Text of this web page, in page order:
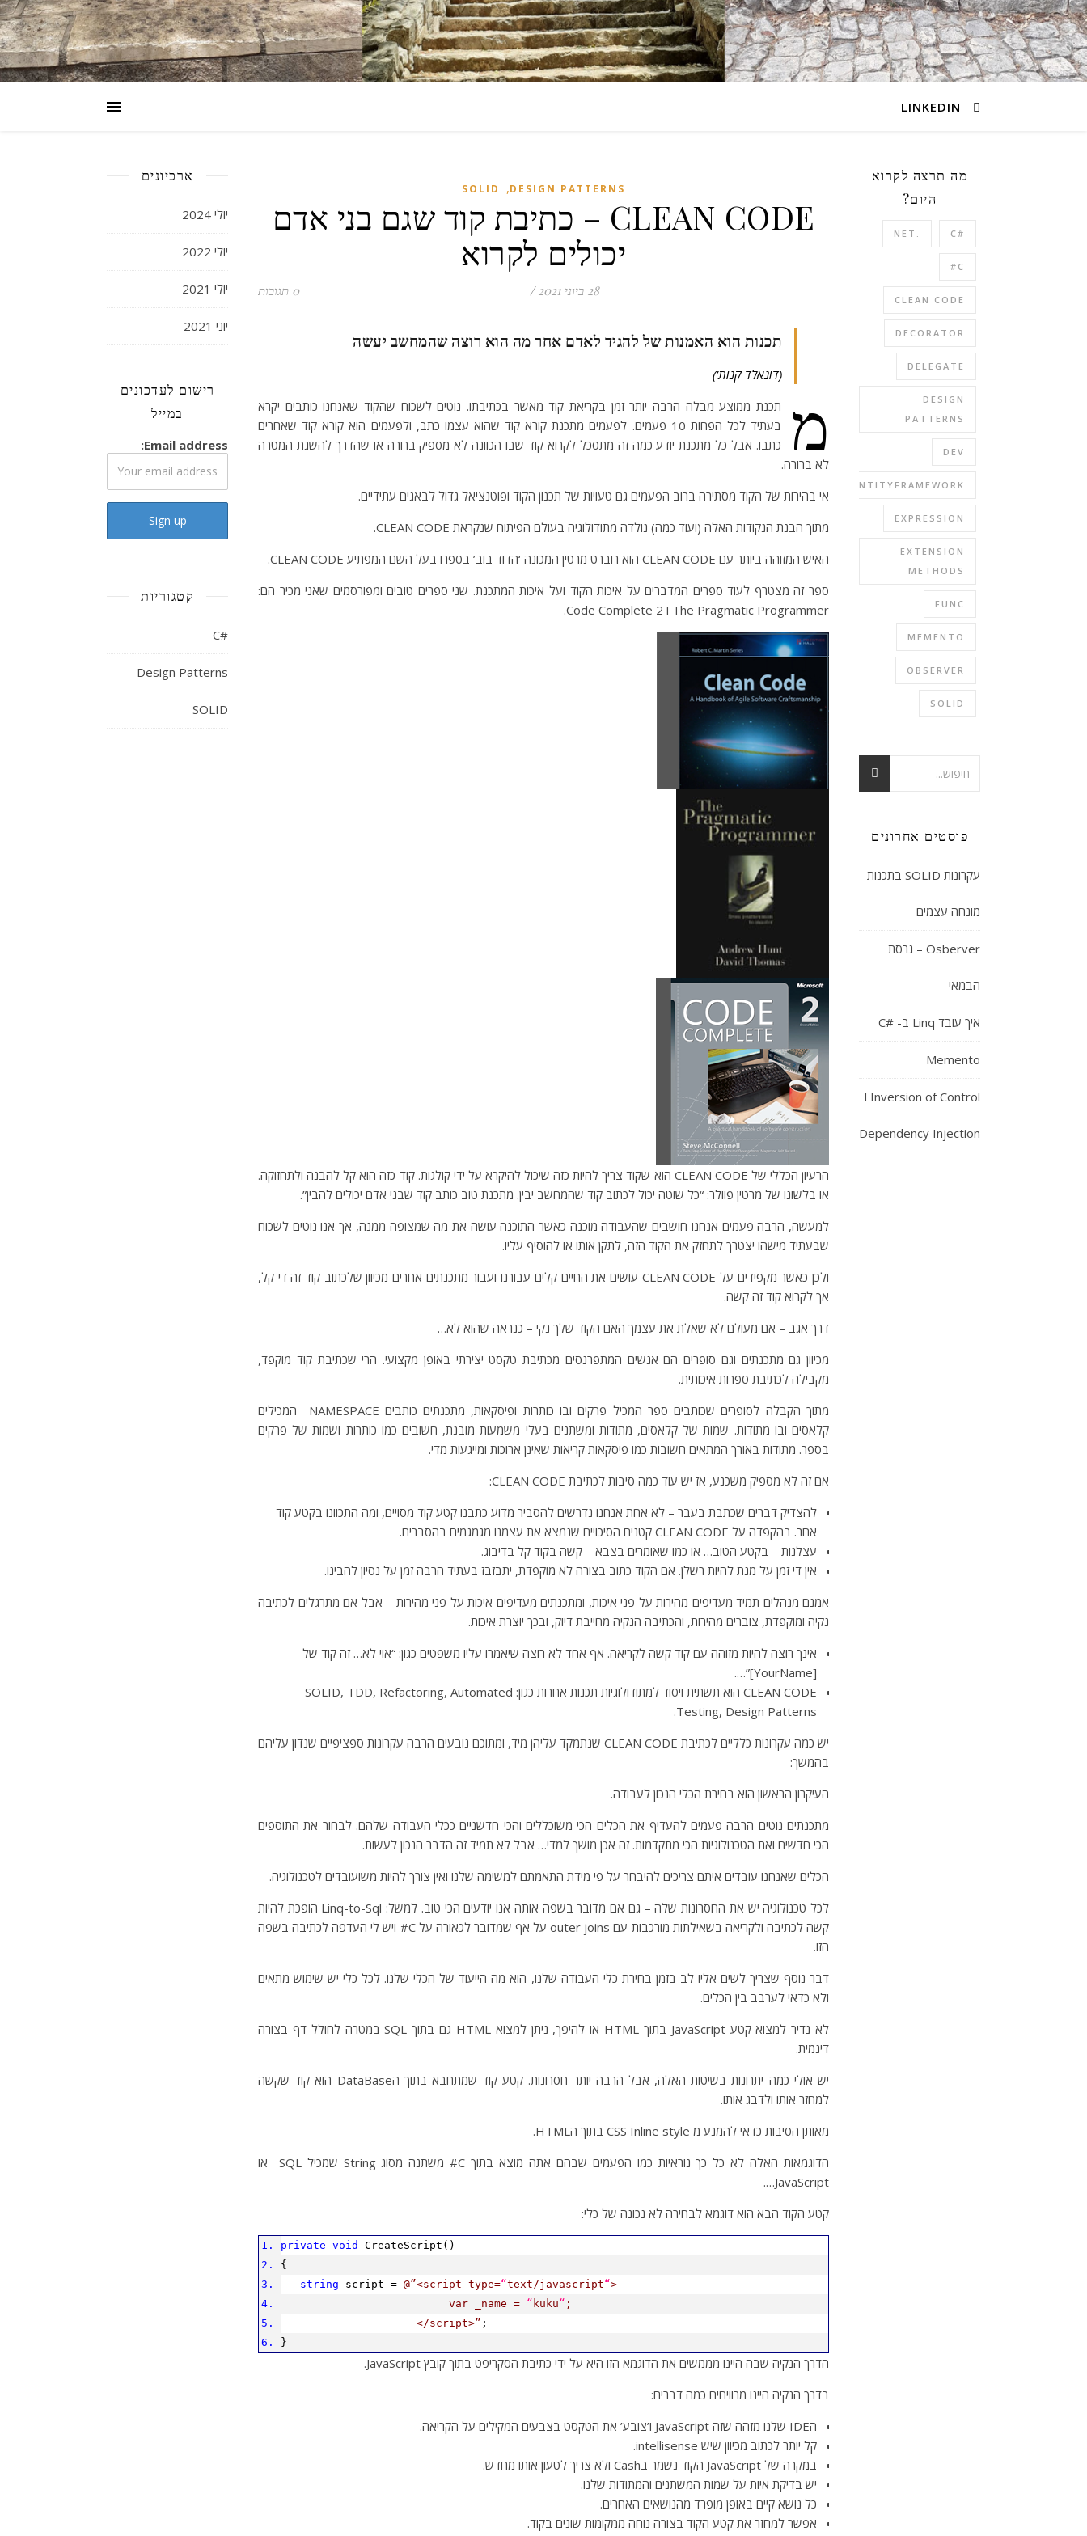
LINKEDIN
ארכיונים
יולי 2024
יולי 2022
יולי 2021
יוני 2021
רישום לעדכונים
במייל
Email address:
קטגוריות
#C
Design Patterns
SOLID
DESIGN PATTERNS
,
SOLID
CLEAN CODE – כתיבת קוד שגם בני אדם
יכולים לקרוא
28 ביוני 2021 / 0 תגובות
תכנות הוא האמנות של להגיד לאדם אחר מה הוא רוצה שהמחשב יעשה
(דונאלד קנות’)
מ
תכנת ממוצע מבלה הרבה יותר זמן בקריאת קוד מאשר בכתיבתו. נוטים לשכוח שהקוד שאנחנו כותבים יקרא
בעתיד לכל הפחות 10 פעמים. לפעמים מתכנת קורא קוד שהוא עצמו כתב, ולפעמים הוא קורא קוד שאחרים
כתבו. אבל כל מתכנת יודע כמה זה מתסכל לקרוא קוד שבו הכוונה לא מספיק ברורה או שהדרך להשגת המטרה
לא ברורה.
אי בהירות של הקוד מסתירה ברוב הפעמים גם טעויות של תכנון הקוד ופוטנציאל גדול לבאגים עתידיים.
מתוך הבנת הנקודות האלה (ועוד כמה) נולדה מתודולוגיה בעולם הפיתוח שנקראת CLEAN CODE.
האיש המזוהה ביותר עם CLEAN CODE הוא רוברט מרטין המכונה ‘הדוד בוב’ בספרו בעל השם המפתיע CLEAN CODE.
ספר זה מצטרף לעוד ספרים המדברים על איכות הקוד ועל איכות המתכנת. שני ספרים טובים ומפורסמים שאני מכיר הם:
The Pragmatic Programmer ו Code Complete 2.
הרעיון הכללי של CLEAN CODE הוא שקוד צריך להיות כזה שיכול להיקרא על ידי קולגות. קוד כזה הוא קל להבנה ולתחזוקה.
או בלשונו של מרטין פוולר: “כל שוטה יכול לכתוב קוד שהמחשב יבין. מתכנת טוב כותב קוד שבני אדם יכולים להבין”.
למעשה, הרבה פעמים אנחנו חושבים שהעבודה מוכנה כאשר התוכנה עושה את מה שמצופה ממנה, אך אנו נוטים לשכוח
שבעתיד מישהו יצטרך לתחזק את הקוד הזה, לתקן אותו או להוסיף עליו.
ולכן כאשר מקפידים על CLEAN CODE עושים את החיים קלים עבורנו ועבור מתכנתים אחרים מכיוון שלכתוב קוד זה די קל,
אך לקרוא קוד זה קשה.
דרך אגב – אם מעולם לא שאלת את עצמך האם הקוד שלך נקי – כנראה שהוא לא…
מכיוון גם מתכנתים וגם סופרים הם אנשים המתפרנסים מכתיבת טקסט יצירתי באופן מקצועי. הרי שכתיבת קוד מוקפד,
מקבילה לכתיבת ספרות איכותית.
מתוך הקבלה לסופרים שכותבים ספר המכיל פרקים ובו כותרות ופיסקאות, מתכנתים כותבים NAMESPACE המכילים
קלאסים ובו מתודות. שמות של קלאסים, מתודות ומשתנים בעלי משמעות מובנת, חשובים כמו כותרות ושמות של פרקים
בספר. מתודות באורך המתאים חשובות כמו פיסקאות קריאות שאינן ארוכות ומייגעות מדי.
אם זה לא מספיק משכנע, אז יש עוד כמה סיבות לכתיבת CLEAN CODE:
להצדיק דברים שכתבת בעבר – לא אחת אנחנו נדרשים להסביר מדוע כתבנו קטע קוד מסויים, ומה התכוונו בקטע קוד
אחר. בהקפדה על CLEAN CODE קטנים הסיכויים שנמצא את עצמנו מגמגמים בהסברים.
עצלנות – בקטע הטוב… או כמו שאומרים בצבא – קשה בקוד קל בדיבוג.
אין די זמן על מנת להיות רשלן. אם הקוד כתוב בצורה לא מוקפדת, יתבזבז בעתיד הרבה זמן על נסיון להבינו.
אמנם מנהלים תמיד מעדיפים מהירות על פני איכות, ומתכנתים מעדיפים איכות על פני מהירות – אבל אם מתרגלים לכתיבה
נקיה ומוקפדת, צוברים מהירות, והכתיבה הנקיה מחייבת דיוק, ובכך יוצרת איכות.
אינך רוצה להיות מזוהה עם קוד קשה לקריאה. אף אחד לא רוצה שיאמרו עליו משפטים כגון: “אוי לא… זה קוד של
[YourName]”….
CLEAN CODE הוא תשתית ויסוד למתודולוגיות תכנות אחרות כגון: SOLID, TDD, Refactoring, Automated
Testing, Design Patterns.
יש כמה עקרונות כלליים לכתיבת CLEAN CODE שנתמקד עליהן מיד, ומתוכם נובעים הרבה עקרונות ספציפיים שנדון עליהם
בהמשך:
העיקרון הראשון הוא בחירת הכלי הנכון לעבודה.
מתכנתים נוטים הרבה פעמים להעדיף את הכלים הכי משוכללים והכי חדשניים ככלי העבודה שלהם. לבחור את התוספים
הכי חדשים ואת הטכנולוגיות הכי מתקדמות. זה אכן מושך למדי… אבל לא תמיד זה הדבר הנכון לעשות.
הכלים שאנחנו עובדים איתם צריכים להיבחר על פי מידת התאמתם למשימה שלנו ואין צורך להיות משועובדים לטכנולוגיה.
לכל טכנולוגיה יש את החסרונות שלה – גם אם מדובר בשפה אותה אנו יודעים הכי טוב. למשל: Linq-to-Sql הופכת להיות
קשה לכתיבה ולקריאה בשאילתות מורכבות עם outer joins על אף שמדובר לכאורה על C# ויש לי העדפה לכתיבה בשפה
הזו.
דבר נוסף שצריך לשים אליו לב בזמן בחירת כלי העבודה שלנו, הוא מה הייעוד של הכלי שלנו. לכל כלי יש שימוש מתאים
ולא כדאי לערבב בין הכלים.
לא נדיר למצוא קטע JavaScript בתוך HTML או להיפך, ניתן למצוא HTML גם בתוך SQL במטרה לחולל דף בצורה
דינמית.
יש אולי כמה יתרונות בשיטות האלה, אבל הרבה יותר חסרונות. קטע קוד שמתחבא בתוך הDataBase הוא קוד שקשה
למחזר אותו ולדבג אותו.
מאותן הסיבות כדאי להמנע מ CSS Inline style בתוך הHTML.
הדוגמאות האלה לא כל כך נוראיות כמו הפעמים שבהם אתה מוצא בתוך C# משתנה מסוג String שמכיל SQL או
JavaScript….
קטע הקוד הבא הוא דוגמא לבחירה לא נכונה של כלי:
private void
CreateScript()
{
string script = @”<script type=“text/javascript“>
var _name = “ kuku“ ;
</script>” ;
}
הדרך הנקיה שבה היינו מממשים את הדוגמא הזו היא על ידי כתיבת הסקריפט בתוך קובץ JavaScript.
בדרך הנקיה היינו מרוויחים כמה דברים:
הIDE שלנו מזהה שזה JavaScript ו’צובע’ את הטקסט בצבעים המקילים על הקריאה.
קל יותר לכתוב מכיוון שיש intellisense.
במקרה של JavaScript הקוד נשמר בCash ולא צריך לטעון אותו מחדש.
יש בדיקת איות על שמות המשתנים והמתודות שלנו.
כל נושא קיים באופן מופרד מהנושאים האחרים.
אפשר למחזר את קטע הקוד בצורה נוחה ממקומות שונים בקוד.
מה תרצה לקרוא
היום?
#C
.NET
C#
CLEAN CODE
DECORATOR
DELEGATE
DESIGN
PATTERNS
DEV
ENTITYFRAMEWORK
EXPRESSION
EXTENSION
METHODS
FUNC
MEMENTO
OBSERVER
SOLID
פוסטים אחרונים
עקרונות SOLID בתכנות
מונחה עצמים
Osberver – גרסת
הבמאי
איך עובד Linq ב- #C
Memento
Inversion of Control ו
Dependency Injection